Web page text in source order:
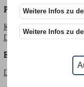
Weitere Infos zu
Weitere Infos zu
Portraits
Keith Sonnier|Karin
Deacon|Mischa Kuball
Edition
Dellbrügge / De Moll